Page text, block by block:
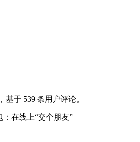
基于 539 条用户评论。
在线上“交个朋友”